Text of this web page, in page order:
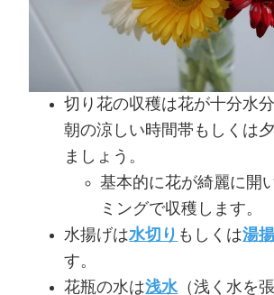
切り花の収穫は花が十分水
朝の涼しい時間帯もしくは
ましょう。
基本的に花が綺麗に開
ミングで収穫します。
水揚げは水切り もしくは湯
す。
花瓶の水は浅水 （浅く水を